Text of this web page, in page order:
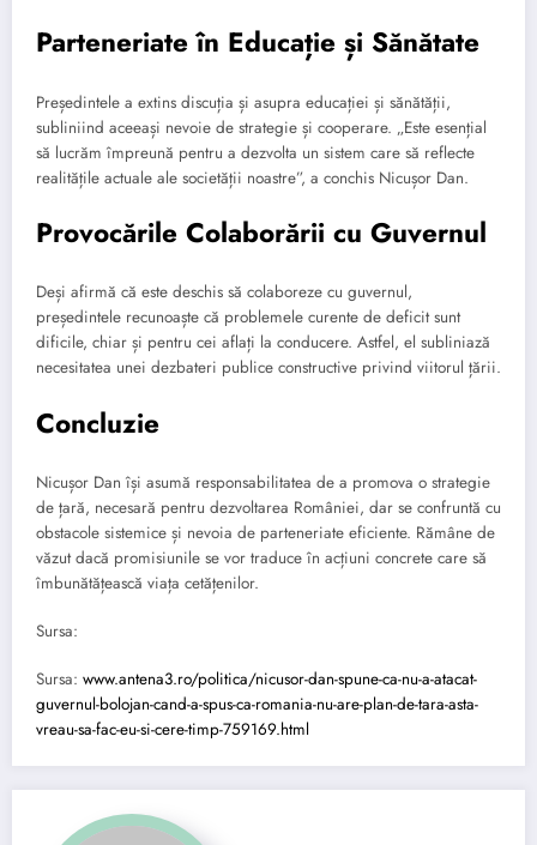
Parteneriate în Educație și Sănătate
Președintele a extins discuția și asupra educației și sănătății,
subliniind aceeași nevoie de strategie și cooperare. „Este esențial
să lucrăm împreună pentru a dezvolta un sistem care să reflecte
realitățile actuale ale societății noastre”, a conchis Nicușor Dan.
Provocările Colaborării cu Guvernul
Deși afirmă că este deschis să colaboreze cu guvernul,
președintele recunoaște că problemele curente de deficit sunt
dificile, chiar și pentru cei aflați la conducere. Astfel, el subliniază
necesitatea unei dezbateri publice constructive privind viitorul țării.
Concluzie
Nicușor Dan își asumă responsabilitatea de a promova o strategie
de țară, necesară pentru dezvoltarea României, dar se confruntă cu
obstacole sistemice și nevoia de parteneriate eficiente. Rămâne de
văzut dacă promisiunile se vor traduce în acțiuni concrete care să
îmbunătățească viața cetățenilor.
Sursa:
Sursa: www.antena3.ro/politica/nicusor-dan-spune-ca-nu-a-atacat-
guvernul-bolojan-cand-a-spus-ca-romania-nu-are-plan-de-tara-asta-
vreau-sa-fac-eu-si-cere-timp-759169.html